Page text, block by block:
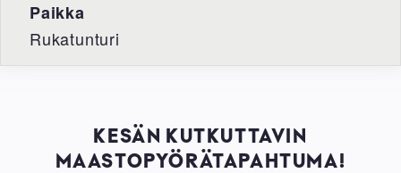
Paikka
Rukatunturi
KESÄN KUTKUTTAVIN
MAASTOPYÖRÄTAPAHTUMA!